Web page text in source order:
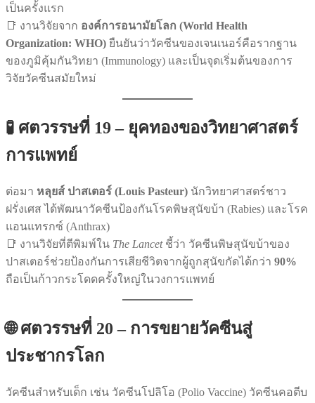
เป็นครั้งแรก
📑 งานวิจัยจาก องค์การอนามัยโลก (World Health
Organization: WHO) ยืนยันว่าวัคซีนของเจนเนอร์คือรากฐาน
ของภูมิคุ้มกันวิทยา (Immunology) และเป็นจุดเริ่มต้นของการ
วิจัยวัคซีนสมัยใหม่
🧪 ศตวรรษที่ 19 – ยุคทองของวิทยาศาสตร์
การแพทย์
ต่อมา หลุยส์ ปาสเตอร์ (Louis Pasteur) นักวิทยาศาสตร์ชาว
ฝรั่งเศส ได้พัฒนาวัคซีนป้องกันโรคพิษสุนัขบ้า (Rabies) และโรค
แอนแทรกซ์ (Anthrax)
📑 งานวิจัยที่ตีพิมพ์ใน The Lancetชี้ว่า วัคซีนพิษสุนัขบ้าของ
ปาสเตอร์ช่วยป้องกันการเสียชีวิตจากผู้ถูกสุนัขกัดได้กว่า 90%
ถือเป็นก้าวกระโดดครั้งใหญ่ในวงการแพทย์
🌐 ศตวรรษที่ 20 – การขยายวัคซีนสู่
ประชากรโลก
วัคซีนสำหรับเด็ก เช่น วัคซีนโปลิโอ (Polio Vaccine) วัคซีนคอตีบ